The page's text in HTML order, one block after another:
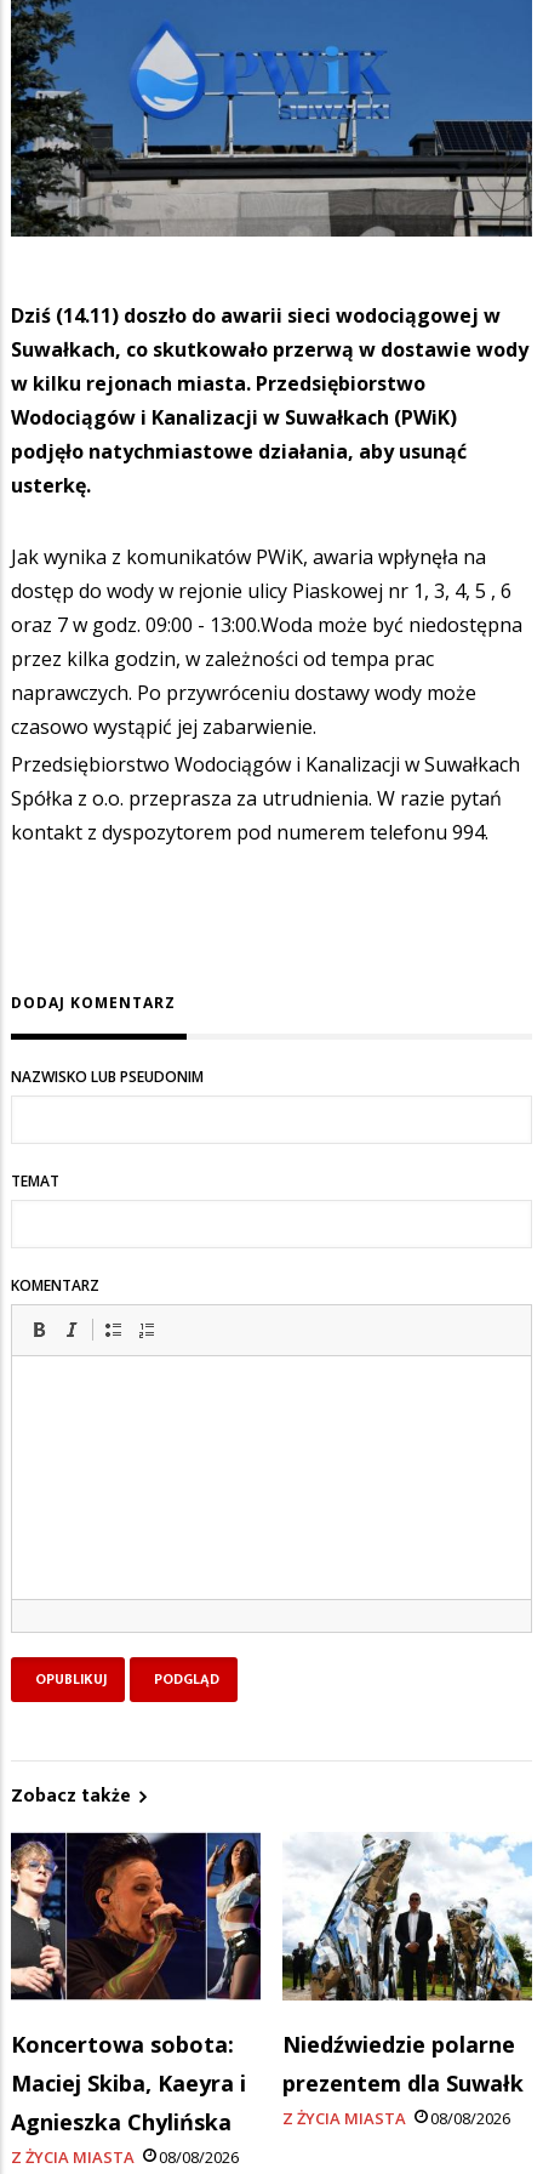
Dziś (14.11) doszło do awarii sieci wodociągowej w
Suwałkach, co skutkowało przerwą w dostawie wody
w kilku rejonach miasta. Przedsiębiorstwo
Wodociągów i Kanalizacji w Suwałkach (PWiK)
podjęło natychmiastowe działania, aby usunąć
usterkę.
Jak wynika z komunikatów PWiK, awaria wpłynęła na
dostęp do wody w rejonie ulicy Piaskowej nr 1, 3, 4, 5 , 6
oraz 7 w godz. 09:00 - 13:00.Woda może być niedostępna
przez kilka godzin, w zależności od tempa prac
naprawczych. Po przywróceniu dostawy wody może
czasowo wystąpić jej zabarwienie.
Przedsiębiorstwo Wodociągów i Kanalizacji w Suwałkach
Spółka z o.o. przeprasza za utrudnienia. W razie pytań
kontakt z dyspozytorem pod numerem telefonu 994.
DODAJ KOMENTARZ
NAZWISKO LUB PSEUDONIM
TEMAT
KOMENTARZ
Zobacz także
Koncertowa sobota:
Maciej Skiba, Kaeyra i
Agnieszka Chylińska
Z ŻYCIA MIASTA 08/08/2026
Niedźwiedzie polarne
prezentem dla Suwałk
Z ŻYCIA MIASTA 08/08/2026